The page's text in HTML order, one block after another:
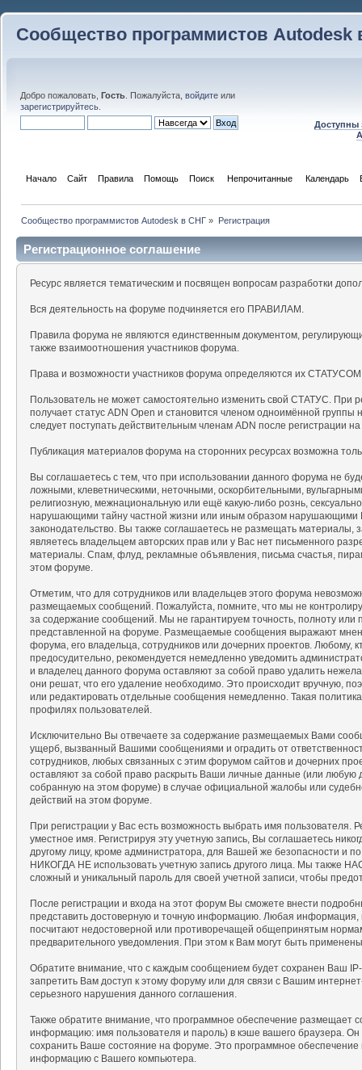
Сообщество программистов Autodesk
Добро пожаловать, Гость . Пожалуйста, войдите или
зарегистрируйтесь
Доступны
Начало Сайт Правила Помощь Поиск Непрочитанные Календарь
Сообщество программистов Autodesk в СНГ » Регистрация
Регистрационное соглашение
Ресурс является тематическим и посвящен вопросам разработки
Вся деятельность на форуме подчиняется его ПРАВИЛАМ.
Правила форума не являются единственным документом,
также взаимоотношения участников форума.
Права и возможности участников форума определяются их
Пользователь не может самостоятельно изменить свой СТАТУС. При
получает статус ADN Open и становится членом одноимённой
следует поступать действительным членам ADN после регистрации
Публикация материалов форума на сторонних ресурсах возможна
Вы соглашаетесь с тем, что при использовании данного форума не
ложными, клеветническими, неточными, оскорбительными,
религиозную, межнациональную или ещё какую-либо рознь,
нарушающими тайну частной жизни или иным образом нарушающими
законодательство. Вы также соглашаетесь не размещать
являетесь владельцем авторских прав или у Вас нет письменного
материалы. Спам, флуд, рекламные объявления, письма счастья,
этом форуме.
Отметим, что для сотрудников или владельцев этого форума
размещаемых сообщений. Пожалуйста, помните, что мы не
за содержание сообщений. Мы не гарантируем точность, полноту или
представленной на форуме. Размещаемые сообщения выражают
форума, его владельца, сотрудников или дочерних проектов. Любому,
предосудительно, рекомендуется немедленно уведомить
и владелец данного форума оставляют за собой право удалить
они решат, что его удаление необходимо. Это происходит вручную,
или редактировать отдельные сообщения немедленно. Такая
профилях пользователей.
Исключительно Вы отвечаете за содержание размещаемых Вами
ущерб, вызванный Вашими сообщениями и оградить от
сотрудников, любых связанных с этим форумом сайтов и дочерних
оставляют за собой право раскрыть Ваши личные данные (или
собранную на этом форуме) в случае официальной жалобы или
действий на этом форуме.
При регистрации у Вас есть возможность выбрать имя пользователя.
уместное имя. Регистрируя эту учетную запись, Вы соглашаетесь
другому лицу, кроме администратора, для Вашей же безопасности и
НИКОГДА НЕ использовать учетную запись другого лица. Мы также
сложный и уникальный пароль для своей учетной записи, чтобы
После регистрации и входа на этот форум Вы сможете внести
представить достоверную и точную информацию. Любая информация,
посчитают недостоверной или противоречащей общепринятым
предварительного уведомления. При этом к Вам могут быть
Обратите внимание, что с каждым сообщением будет сохранен Ваш
запретить Вам доступ к этому форуму или для связи с Вашим
серьезного нарушения данного соглашения.
Также обратите внимание, что программное обеспечение размещает
информацию: имя пользователя и пароль) в кэше вашего браузера.
сохранить Ваше состояние на форуме. Это программное обеспечение
информацию с Вашего компьютера.